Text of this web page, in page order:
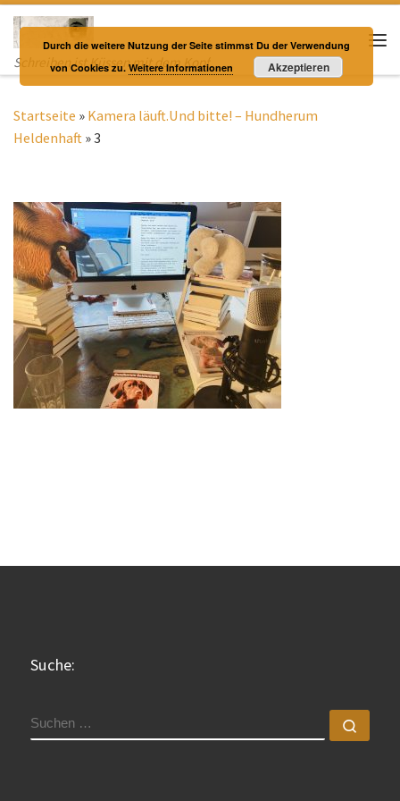
Zum Inhalt springen
Schreiben ist Küssen mit dem Kopf
Startseite » Kamera läuft.Und bitte! – Hundherum
Heldenhaft »3
Suche:
SUCHE
Durch die weitere Nutzung der Seite stimmst Du der Verwendung
von Cookies zu.Weitere Informationen Akzeptieren